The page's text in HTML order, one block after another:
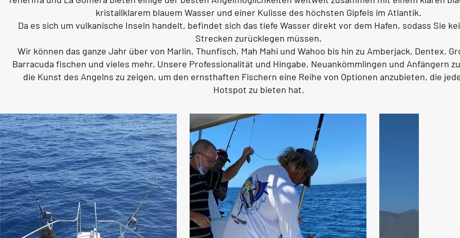
kristallklarem blauem Wasser und einer Kulisse des höchsten Gipfels im Atlantik.
Da es sich um vulkanische Inseln handelt, befindet sich das tiefe Wasser direkt vor dem Hafen, sodass Sie
Strecken zurücklegen müssen.
Wir können das ganze Jahr über von Marlin, Thunfisch, Mah Mahi und Wahoo bis hin zu Amberjack, Dentex,
Barracuda fischen und vieles mehr. Unsere Professionalität und Hingabe, Neuankömmlingen und Anfängern
die Kunst des Angelns zu zeigen, um den ernsthaften Fischern eine Reihe von Optionen anzubieten, die
Hotspot zu bieten hat.